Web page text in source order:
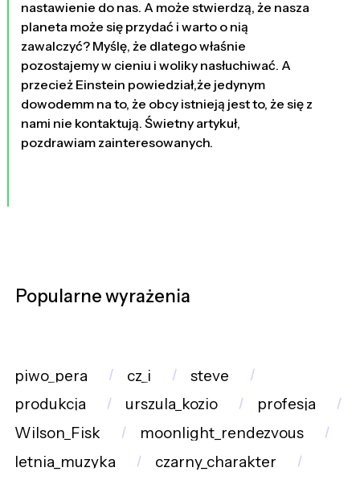
nastawienie do nas. A może stwierdzą, że nasza
planeta może się przydać i warto o nią
zawalczyć? Myślę, że dlatego właśnie
pozostajemy w cieniu i woliky nasłuchiwać. A
przecież Einstein powiedział,że jedynym
dowodemm na to, że obcy istnieją jest to, że się z
nami nie kontaktują. Świetny artykuł,
pozdrawiam zainteresowanych.
Popularne wyrażenia
piwo_pera cz_i
steve
produkcja
urszula_kozio
profesja
Wilson_Fisk
moonlight_rendezvous
letnia_muzyka
czarny_charakter